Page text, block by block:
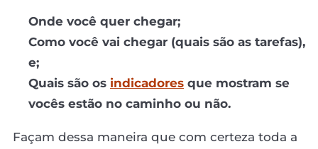
Onde você quer chegar;
Como você vai chegar (quais são as tarefas),
e;
Quais são os indicadores que mostram se
vocês estão no caminho ou não.
Façam dessa maneira que com certeza toda a